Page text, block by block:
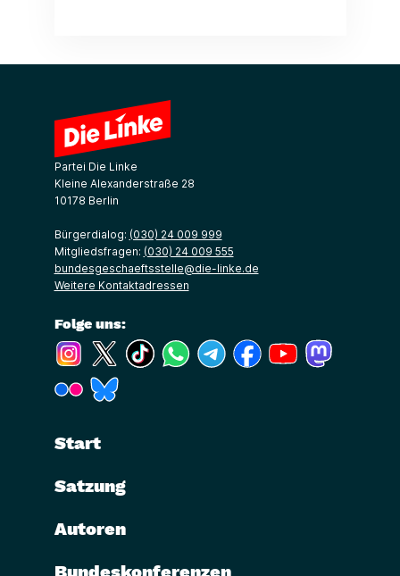
Partei Die Linke
Kleine Alexanderstraße 28
10178 Berlin
Bürgerdialog: (030) 24 009 999
Mitgliedsfragen: (030) 24 009 555
bundesgeschaeftsstelle@die-linke.de
Weitere Kontaktadressen
Folge uns:
(Link öffnet ein neues Fenster)
(Link öffnet ein neues Fenster)
(Link öffnet ein neues Fenster)
(Link öffnet ein neues Fenster)
(Link öffnet ein neues Fenster)
(Link öffnet ein neues
(Link öffnet ein
(Link öffnet ein neues Fenster)
Start
Satzung
Autoren
Bundeskonferenzen